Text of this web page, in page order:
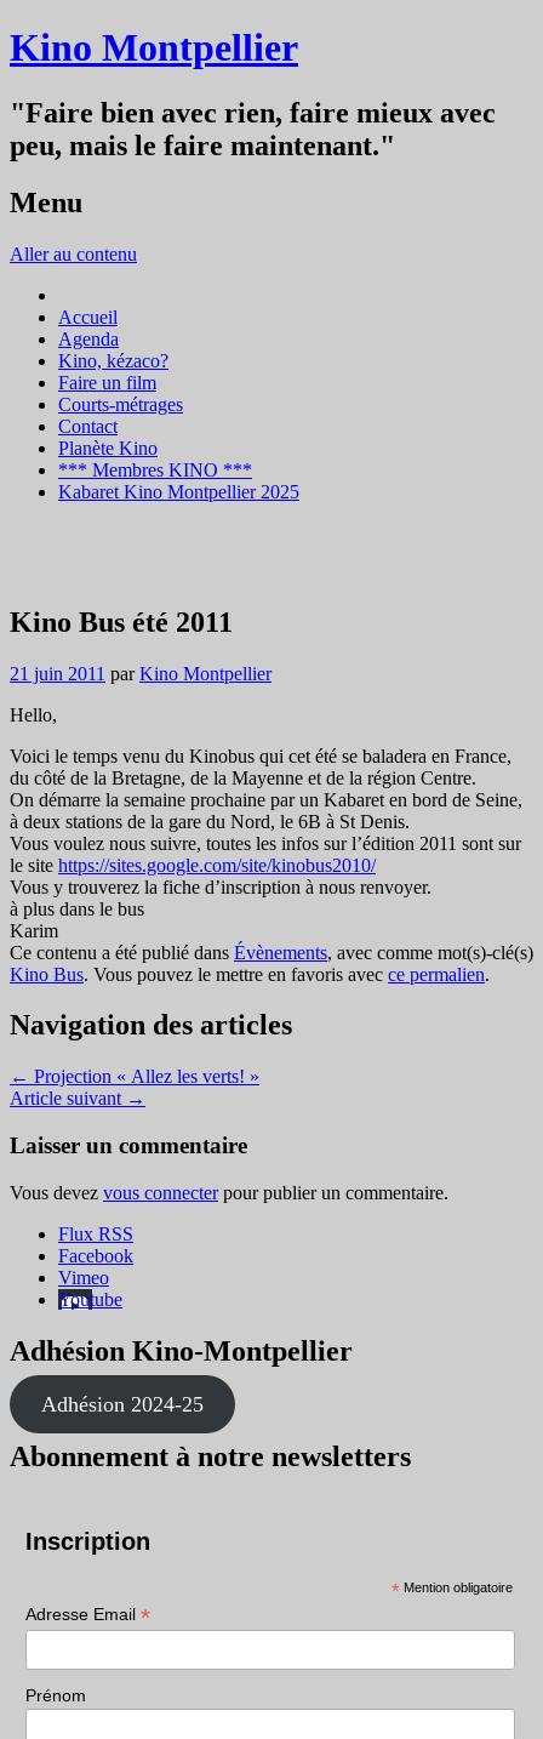
Kino Montpellier
"Faire bien avec rien, faire mieux avec
peu, mais le faire maintenant."
Menu
Aller au contenu
Accueil
Agenda
Kino, kézaco?
Faire un film
Courts-métrages
Contact
Planète Kino
*** Membres KINO ***
Kabaret Kino Montpellier 2025
Kino Bus été 2011
21 juin 2011 parKino Montpellier
Hello,
Voici le temps venu du Kinobus qui cet été se baladera en France,
du côté de la Bretagne, de la Mayenne et de la région Centre.
On démarre la semaine prochaine par un Kabaret en bord de Seine,
à deux stations de la gare du Nord, le 6B à St Denis.
Vous voulez nous suivre, toutes les infos sur l’édition 2011 sont sur
le site https://sites.google.com/site/kinobus2010/
Vous y trouverez la fiche d’inscription à nous renvoyer.
à plus dans le bus
Karim
Ce contenu a été publié dans Évènements, avec comme mot(s)-clé(s)
Kino Bus. Vous pouvez le mettre en favoris avec ce permalien.
Navigation des articles
← Projection « Allez les verts! »
Article suivant →
Laisser un commentaire
Vous devez vous connecterpour publier un commentaire.
Flux RSS
Facebook
Vimeo
Youtube
Adhésion Kino-Montpellier
Adhésion 2024-25
Abonnement à notre newsletters
Inscription
* Mention obligatoire
Adresse Email *
Prénom